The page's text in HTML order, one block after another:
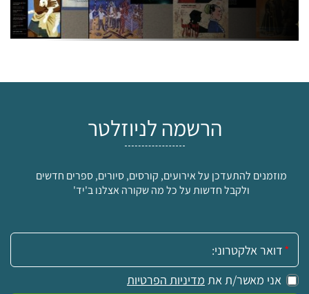
הרשמה לניוזלטר
מוזמנים להתעדכן על אירועים, קורסים, סיורים, ספרים חדשים
ולקבל חדשות על כל מה שקורה אצלנו ב'יד'
אימייל:
אני מאשר/ת את מדיניות הפרטיות